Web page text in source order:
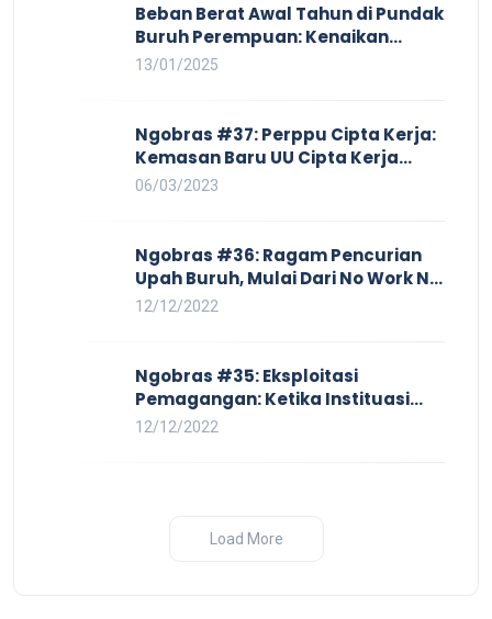
Beban Berat Awal Tahun di Pundak
Buruh Perempuan: Kenaikan
Harga yang Mencekik, Ancaman
13/01/2025
Ngobras #37: Perppu Cipta Kerja:
Kemasan Baru UU Cipta Kerja
yang Semakin Merugikan Buruh
06/03/2023
Ngobras #36: Ragam Pencurian
Upah Buruh, Mulai Dari No Work No
Pay Hingga Skorsing
12/12/2022
Ngobras #35: Eksploitasi
Pemagangan: Ketika Instituasi
Pendidikan Tunduk pada Hilir
12/12/2022
Load More